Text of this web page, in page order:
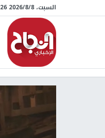
السبت، 8/‏8/‏2026 07:05:27 مساءً